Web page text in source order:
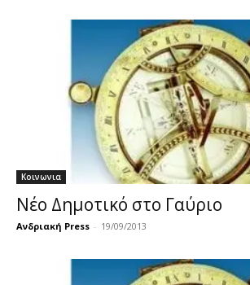
Κοινωνια
Νέο Δημοτικό στο Γαύριο
Ανδριακή Press - 19/09/2013